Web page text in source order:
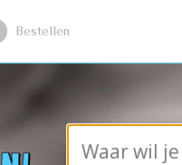
Bestellen